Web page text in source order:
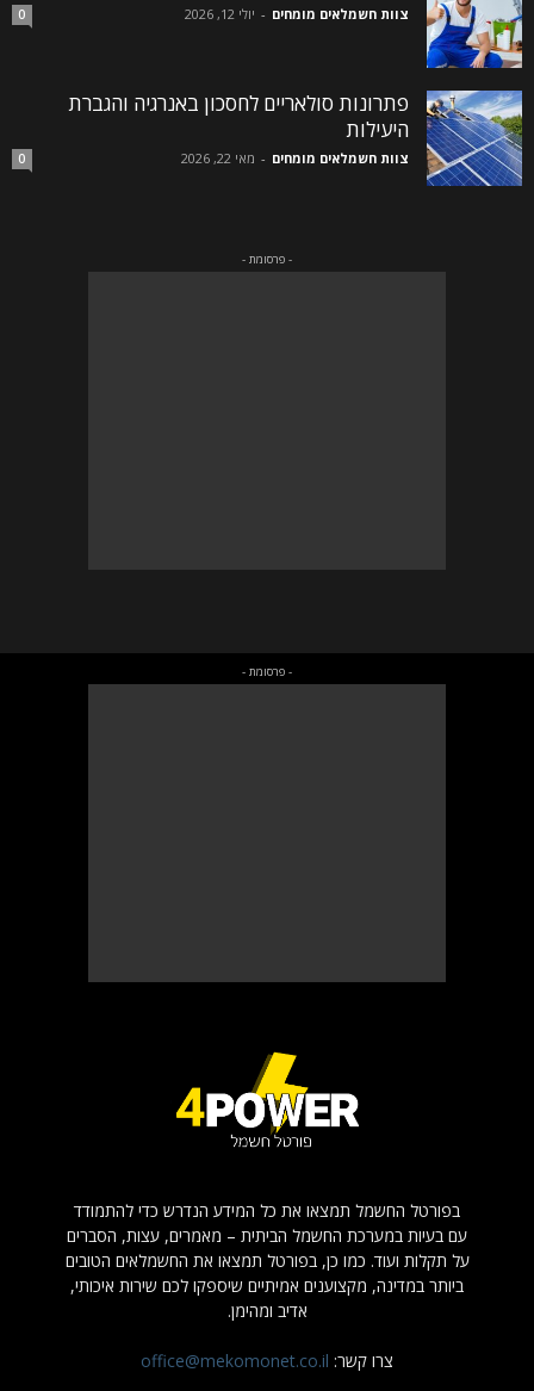
צוות חשמלאים מומחים - יולי 12, 2026 0
פתרונות סולאריים לחסכון באנרגיה והגברת
היעילות
צוות חשמלאים מומחים - מאי 22, 2026 0
- פרסומת -
- פרסומת -
בפורטל החשמל תמצאו את כל המידע הנדרש כדי להתמודד
עם בעיות במערכת החשמל הביתית – מאמרים, עצות, הסברים
על תקלות ועוד. כמו כן, בפורטל תמצאו את החשמלאים הטובים
ביותר במדינה, מקצוענים אמיתיים שיספקו לכם שירות איכותי,
אדיב ומהימן.
צרו קשר: office@mekomonet.co.il